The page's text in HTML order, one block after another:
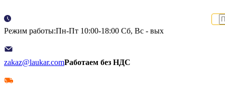
Режим работы:Пн-Пт 10:00-18:00 Сб, Вс - вых
zakaz@laukar.comРаботаем без НДС